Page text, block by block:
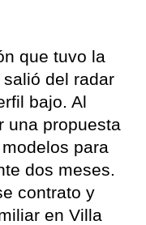
que tuvo la
del radar
bajo. Al
una propuesta
para
dos meses.
contrato y
en Villa